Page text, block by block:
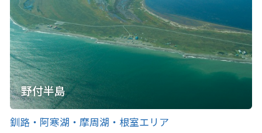
野付半島
釧路・阿寒湖・摩周湖・根室エリア